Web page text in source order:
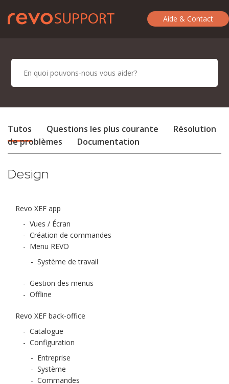
Aide & Contact
Tutos Questions les plus courante
Résolution
de problèmes
Documentation
Design
Revo XEF app
- Vues / Écran
- Création de commandes
- Menu REVO
- Système de travail
- Gestion des menus
- Offline
Revo XEF back-office
- Catalogue
- Configuration
- Entreprise
- Système
- Commandes